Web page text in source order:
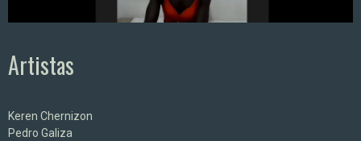
Artistas
Keren Chernizon
Pedro Galiza